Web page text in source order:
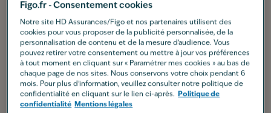
Poids moyen :5 à 9 kg
Pelage :court, dense
Espérance de vie :12 à 14 ans
Caractère :dynamique, curieux, sociable, loyal
Origine
La race Chausie est née de l’envie de combiner
l’allure et la robustesse du chat sauvage Chaus, qui
Figo.fr - Consentement cookies
Notre site HD Assurances/Figo et nos partenaires utilisent des
cookies pour vous proposer de la publicité personnalisée, de la
personnalisation de contenu et de la mesure d’audience. Vous
pouvez retirer votre consentement ou mettre à jour vos préférences
à tout moment en cliquant sur « Paramétrer mes cookies » au bas de
chaque page de nos sites. Nous conservons votre choix pendant 6
mois. Pour plus d'information, veuillez consulter notre politique de
confidentialité en cliquant sur le lien ci-après. Politique de
confidentialité Mentions légales